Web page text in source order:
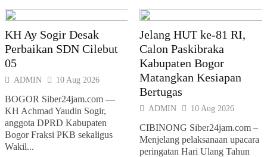
KH Ay Sogir Desak
Perbaikan SDN Cilebut
05
ADMIN 10 Aug 2026
BOGOR Siber24jam.com —
KH Achmad Yaudin Sogir,
anggota DPRD Kabupaten
Bogor Fraksi PKB sekaligus
Wakil...
Jelang HUT ke-81 RI,
Calon Paskibraka
Kabupaten Bogor
Matangkan Kesiapan
Bertugas
ADMIN 10 Aug 2026
CIBINONG Siber24jam.com –
Menjelang pelaksanaan upacara
peringatan Hari Ulang Tahun